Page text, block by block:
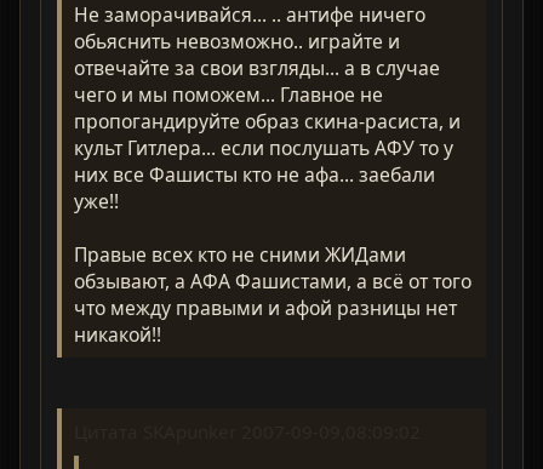
Не заморачивайся... .. антифе ничего
обьяснить невозможно.. играйте и
отвечайте за свои взгляды... а в случае
чего и мы поможем... Главное не
пропогандируйте образ скина-расиста, и
культ Гитлера... если послушать АФУ то у
них все Фашисты кто не афа... заебали
уже!!
Правые всех кто не сними ЖИДами
обзывают, а АФА Фашистами, а всё от того
что между правыми и афой разницы нет
никакой!!